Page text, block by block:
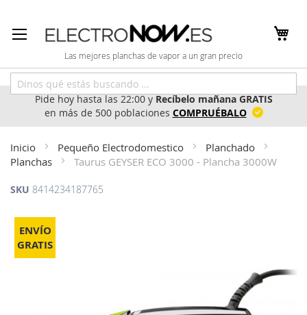
al
contenido
Las mejores planchas de vapor a un gran precio
Pide hoy hasta las 22:00 yRecíbelo mañana GRATIS
en más de 500 poblaciones COMPRUÉBALO
Inicio Pequeño Electrodomestico
Planchado
Planchas
Taurus GEYSER ECO 3000 - Plancha 3000W
ENVÍO
GRATIS
SKU 8414234187765
Saltar
final
de